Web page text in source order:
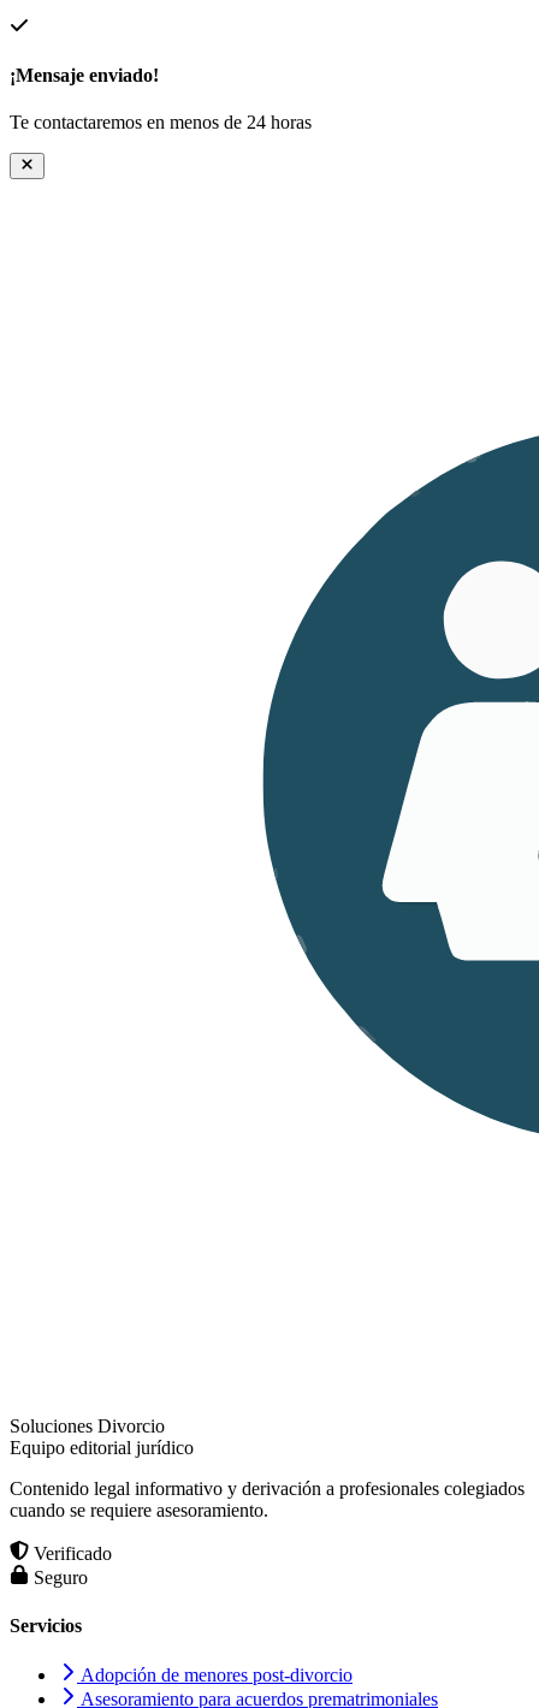
¡Mensaje enviado!
Te contactaremos en menos de 24 horas
Soluciones Divorcio
Equipo editorial jurídico
Contenido legal informativo y derivación a profesionales colegiados
cuando se requiere asesoramiento.
Verificado
Seguro
Servicios
Adopción de menores post-divorcio
Asesoramiento para acuerdos prematrimoniales